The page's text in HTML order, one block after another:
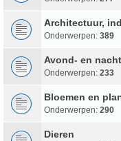
Architectuur,
Onderwerpen: 389
Avond- en
Onderwerpen: 233
Bloemen en
Onderwerpen: 290
Dieren